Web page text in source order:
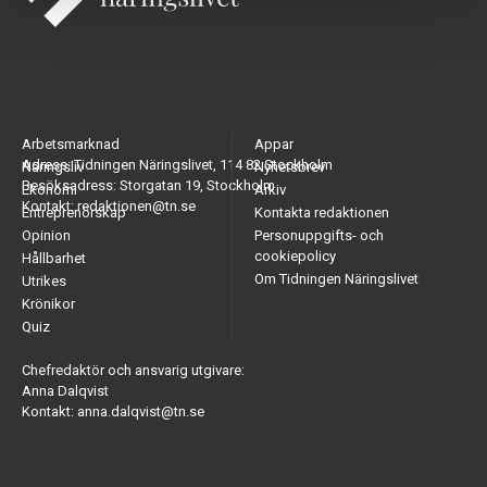
Adress: Tidningen Näringslivet, 114 82 Stockholm
Besöksadress: Storgatan 19, Stockholm
Kontakt: redaktionen@tn.se
Arbetsmarknad
Näringsliv
Ekonomi
Entreprenörskap
Opinion
Hållbarhet
Utrikes
Krönikor
Quiz
Appar
Nyhetsbrev
Arkiv
Kontakta redaktionen
Personuppgifts- och
cookiepolicy
Om Tidningen Näringslivet
Chefredaktör och ansvarig utgivare:
Anna Dalqvist
Kontakt: anna.dalqvist@tn.se